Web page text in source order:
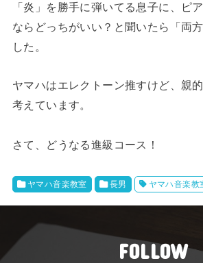
「炎」を勝手に弾いてる息子に、ピ
ならどっちがいい？と聞いたら「両
した。
ヤマハはエレクトーン推すけど、親
考えています。
さて、どうなる進級コース！
ヤマハ音楽教室 長男 ヤマハ音楽教
FOLLOW